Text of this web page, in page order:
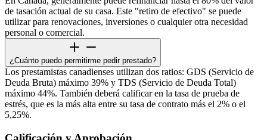
de tasación actual de su casa. Este "retiro de efectivo" se puede
utilizar para renovaciones, inversiones o cualquier otra necesidad
personal o comercial.
¿Cuánto puedo permitirme pedir prestado?
Los prestamistas canadienses utilizan dos ratios: GDS (Servicio de
Deuda Bruta) máximo 39% y TDS (Servicio de Deuda Total)
máximo 44%. También deberá calificar en la tasa de prueba de
estrés, que es la más alta entre su tasa de contrato más el 2% o el
5,25%.